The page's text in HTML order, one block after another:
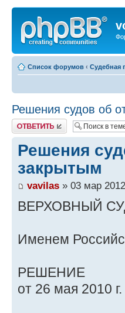
Список форумов ‹ Судебная
Решения судов об
Ответить
Решения
закрытым
vavilas » 03 мар
ВЕРХОВНЫЙ
Именем
РЕШЕНИЕ
от 26 мая 2010